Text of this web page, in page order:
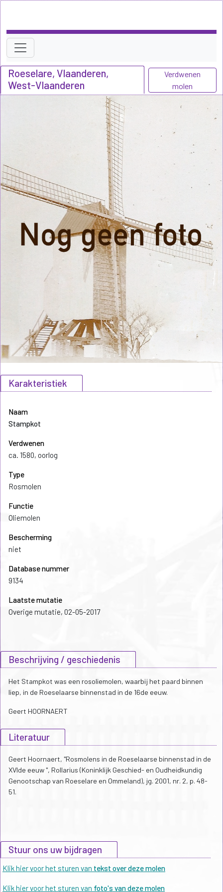
Roeselare, Vlaanderen,
West-Vlaanderen
Verdwenen
molen
Karakteristiek
Naam
Stampkot
Verdwenen
ca. 1580, oorlog
Type
Rosmolen
Functie
Oliemolen
Bescherming
niet
Database nummer
9134
Laatste mutatie
Overige mutatie, 02-05-2017
Beschrijving / geschiedenis
Het Stampkot was een rosoliemolen, waarbij het paard binnen
liep, in de Roeselaarse binnenstad in de 16de eeuw.
Geert HOORNAERT
Literatuur
Geert Hoornaert, "Rosmolens in de Roeselaarse binnenstad in de
XVIde eeuw ", Rollarius (Koninklijk Geschied- en Oudheidkundig
Genootschap van Roeselare en Ommeland), jg. 2001, nr. 2, p. 48-
51.
Stuur ons uw bijdragen
Klik hier voor het sturen van tekst over deze molen
Klik hier voor het sturen van foto's van deze molen